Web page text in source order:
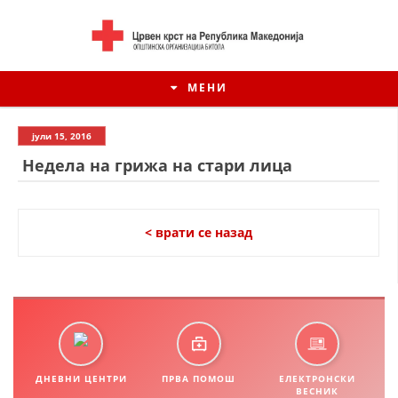
МЕНИ
ИСТОРИЈАТ НА ЦКРМ
ИСТОРИЈАТ НА ДВИЖЕЊЕТО
јули 15, 2016
Недела на грижа на стари лица
< врати се назад
ДНЕВНИ ЦЕНТРИ ПРВА ПОМОШ
ЕЛЕКТРОНСКИ
ВЕСНИК